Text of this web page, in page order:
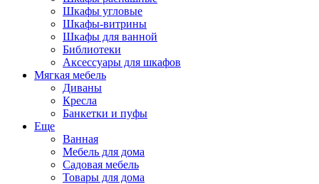
Шкафы угловые
Шкафы-витрины
Шкафы для ванной
Библиотеки
Аксессуары для шкафов
Мягкая мебель
Диваны
Кресла
Банкетки и пуфы
Еще
Ванная
Мебель для дома
Садовая мебель
Товары для дома